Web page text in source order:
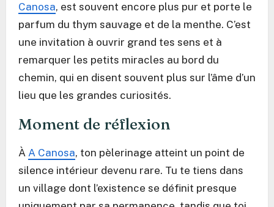
Canosa, est souvent encore plus pur et porte le
parfum du thym sauvage et de la menthe. C’est
une invitation à ouvrir grand tes sens et à
remarquer les petits miracles au bord du
chemin, qui en disent souvent plus sur l’âme d’un
lieu que les grandes curiosités.
Moment de réflexion
À A Canosa, ton pèlerinage atteint un point de
silence intérieur devenu rare. Tu te tiens dans
un village dont l’existence se définit presque